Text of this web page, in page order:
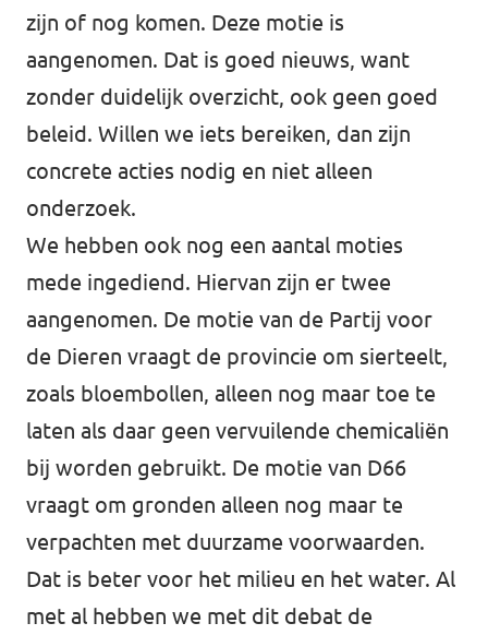
zijn of nog komen. Deze motie is
aangenomen. Dat is goed nieuws, want
zonder duidelijk overzicht, ook geen goed
beleid. Willen we iets bereiken, dan zijn
concrete acties nodig en niet alleen
onderzoek.
We hebben ook nog een aantal moties
mede ingediend. Hiervan zijn er twee
aangenomen. De motie van de Partij voor
de Dieren vraagt de provincie om sierteelt,
zoals bloembollen, alleen nog maar toe te
laten als daar geen vervuilende chemicaliën
bij worden gebruikt. De motie van D66
vraagt om gronden alleen nog maar te
verpachten met duurzame voorwaarden.
Dat is beter voor het milieu en het water. Al
met al hebben we met dit debat de